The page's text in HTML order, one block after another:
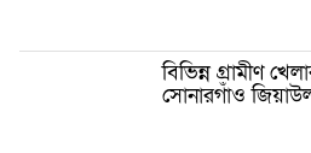
বিভিন্ন গ্রামীণ
সোনারগাঁও